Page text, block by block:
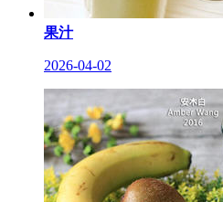
果汁
2026-04-02